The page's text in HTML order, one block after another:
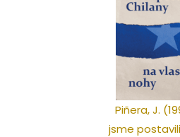
Piñera, J.
jsme